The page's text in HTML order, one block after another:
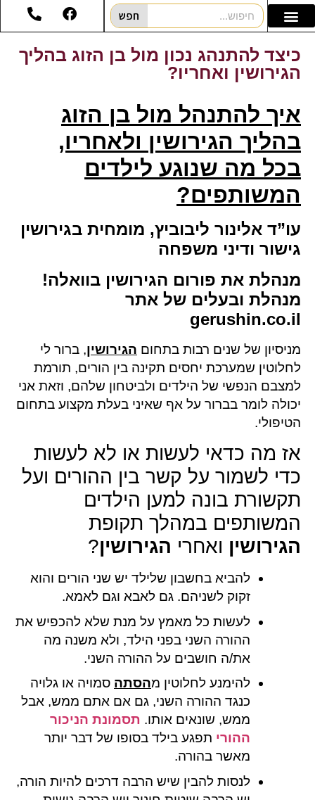
חפש
כיצד להתנהג נכון מול בן הזוג בהליך
הגירושין ואחריו?
איך להתנהל מול בן הזוג
בהליך הגירושין ולאחריו,
בכל מה שנוגע לילדים
המשותפים?
עו”ד אלינור ליבוביץ, מומחית בגירושין
גישור ודיני משפחה
מנהלת את פורום הגירושין בוואלה!
מנהלת ובעלים של אתר
gerushin.co.il
מניסיון של שנים רבות בתחום הגירושין, ברור לי
לחלוטין שמערכת יחסים תקינה בין הורים, תורמת
למצבם הנפשי של הילדים ולביטחון שלהם, וזאת אני
יכולה לומר בברור על אף שאיני בעלת מקצוע בתחום
הטיפולי.
אז מה כדאי לעשות או לא לעשות
כדי לשמור על קשר בין ההורים ועל
תקשורת בונה למען הילדים
המשותפים במהלך תקופת
הגירושין ואחרי הגירושין?
להביא בחשבון שלילד יש שני הורים והוא
זקוק לשניהם. גם לאבא וגם לאמא.
לעשות כל מאמץ על מנת שלא להכפיש את
ההורה השני בפני הילד, ולא משנה מה
את/ה חושבים על ההורה השני.
להימנע לחלוטין מהסתה סמויה או גלויה
כנגד ההורה השני, גם אם אתם ממש, אבל
ממש, שונאים אותו. תסמונת הניכור
ההורי תפגע בילד בסופו של דבר יותר
מאשר בהורה.
לנסות להבין שיש הרבה דרכים להיות הורה,